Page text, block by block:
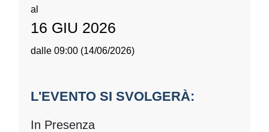
al
16 GIU 2026
dalle 09:00 (14/06/2026)
L'EVENTO SI SVOLGERÀ:
In Presenza